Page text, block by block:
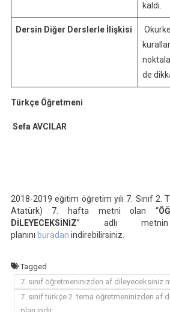
kaldı.
Dersin Diğer Derslerle İlişkisi
de
Türkçe Öğretmeni
Sefa AVCILAR
Okul
2018-2019 eğitim öğretim yılı 7. Sınıf 2.
Atatürk) 7. hafta metni olan “
DİLEYECEKSİNİZ” adlı
planını buradan indirebilirsiniz.
Tagged
7. sınıf öğretmeninizden af dileyeceksiniz
7. sınıf türkçe 2. tema öğretmeninizden af